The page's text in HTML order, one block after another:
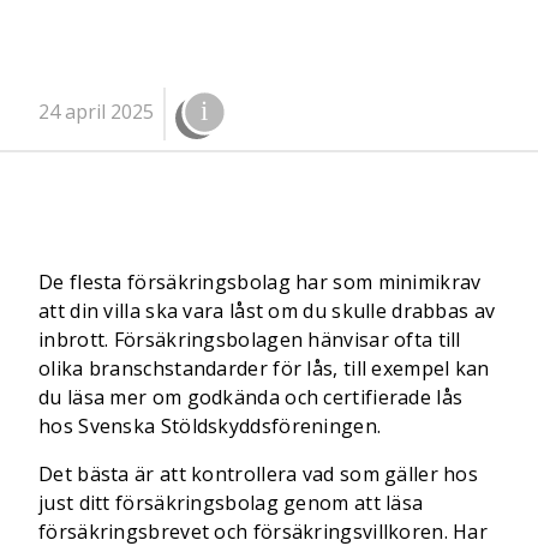
24 april 2025
De flesta försäkringsbolag har som minimikrav
att din villa ska vara låst om du skulle drabbas av
inbrott. Försäkringsbolagen hänvisar ofta till
olika branschstandarder för lås, till exempel kan
du läsa mer om godkända och certifierade lås
hos Svenska Stöldskyddsföreningen.
Det bästa är att kontrollera vad som gäller hos
just ditt försäkringsbolag genom att läsa
försäkringsbrevet och försäkringsvillkoren. Har